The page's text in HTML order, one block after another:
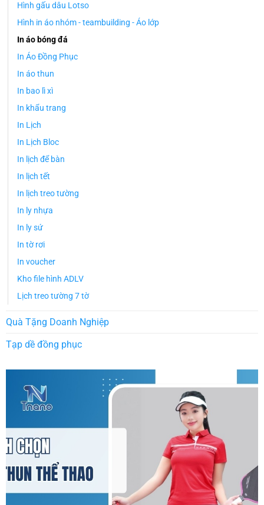
Hình gấu dâu Lotso
Hình in áo nhóm - teambuilding - Áo lớp
In áo bóng đá
In Áo Đồng Phục
In áo thun
In bao lì xì
In khẩu trang
In Lịch
In Lịch Bloc
In lịch để bàn
In lịch tết
In lịch treo tường
In ly nhựa
In ly sứ
In tờ rơi
In voucher
Kho file hình ADLV
Lịch treo tường 7 tờ
Quà Tặng Doanh Nghiệp
Tạp dề đồng phục